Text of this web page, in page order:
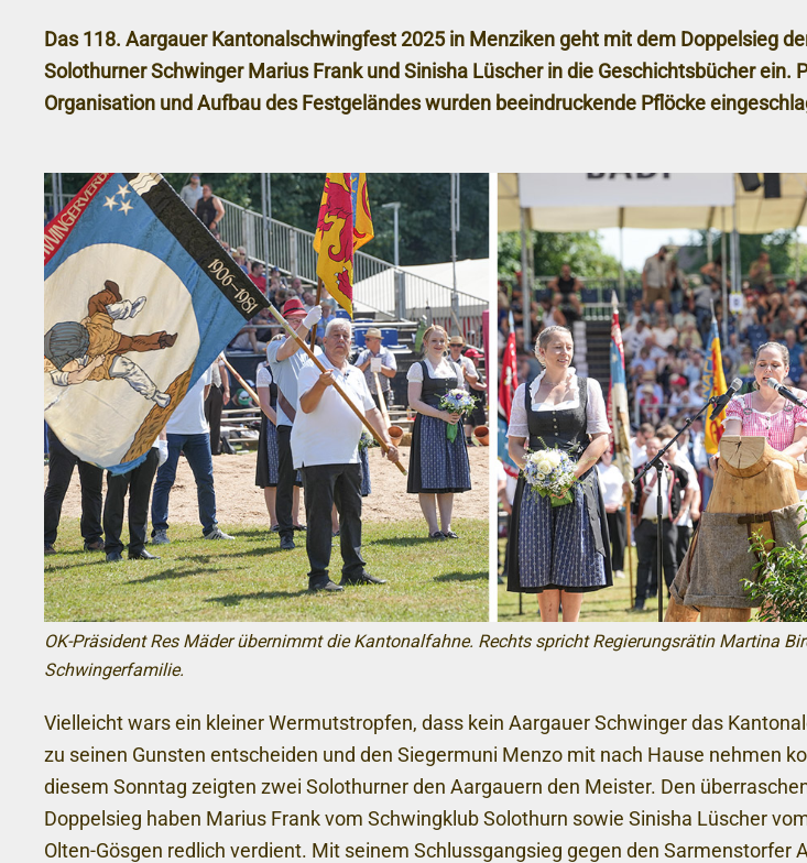
Das 118. Aargauer Kantonalschwingfest 2025 in Menziken geht mit dem Doppelsieg
Solothurner Schwinger Marius Frank und Sinisha Lüscher in die Geschichtsbücher ein.
Organisation und Aufbau des Festgeländes wurden beeindruckende Pflöcke
OK-Präsident Res Mäder übernimmt die Kantonalfahne. Rechts spricht Regierungsrätin Martina
Schwingerfamilie.
Vielleicht wars ein kleiner Wermutstropfen, dass kein Aargauer Schwinger das
zu seinen Gunsten entscheiden und den Siegermuni Menzo mit nach Hause nehmen
diesem Sonntag zeigten zwei Solothurner den Aargauern den Meister. Den
Doppelsieg haben Marius Frank vom Schwingklub Solothurn sowie Sinisha Lüscher
Olten-Gösgen redlich verdient. Mit seinem Schlussgang­sieg gegen den Sarmens­torfer